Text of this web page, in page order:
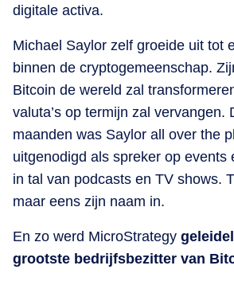
digitale activa.
Michael Saylor zelf groeide uit tot
binnen de cryptogemeenschap.
Bitcoin de wereld zal
valuta’s op termijn zal vervangen.
maanden was Saylor all over the
uitgenodigd als spreker op events
in tal van podcasts en TV shows.
maar eens zijn naam in.
En zo werd MicroStrategy
grootste bedrijfsbezitter van